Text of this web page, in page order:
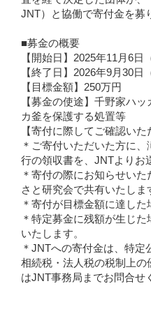
JNT）と協働で寄付金を募
■募金の概要
【開始日】2025年11月6日
【終了日】2026年9月30日
【目標金額】250万円
【募金の使途】千野家ハ
カ釜を保護する処置等
【寄付に際してご確認いた
＊ご寄付いただいた方に
行の領収書を、JNTよりお
＊寄付の際にお知らせい
さと研究会で共有いたしま
＊寄付が目標金額に達し
＊特定募金に残額が生じ
いたします。
＊JNTへの寄付金は、特
相続税・法人税の税制上
はJNT事務局までお問合せ